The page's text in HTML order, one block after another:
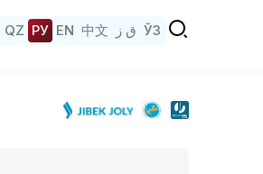
QZ РУ EN 中文 ق ز ЎЗ